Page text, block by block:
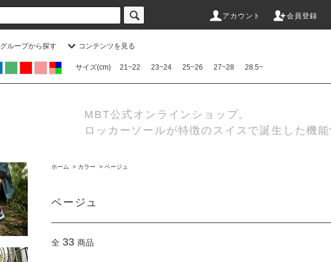
アカウント 会員登録
グループから探す コンテンツを見る
サイズ(cm) 21~22 23~24 25~26 27~28 28.5~
MBT公式オンラインショップ。
ロッカーソールが特徴のスイスで誕生した機能
ホーム > カラー > ベージュ
ベージュ
全 33 商品